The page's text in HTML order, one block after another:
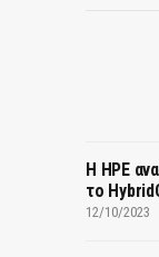
H HPE
το
12/10/2023